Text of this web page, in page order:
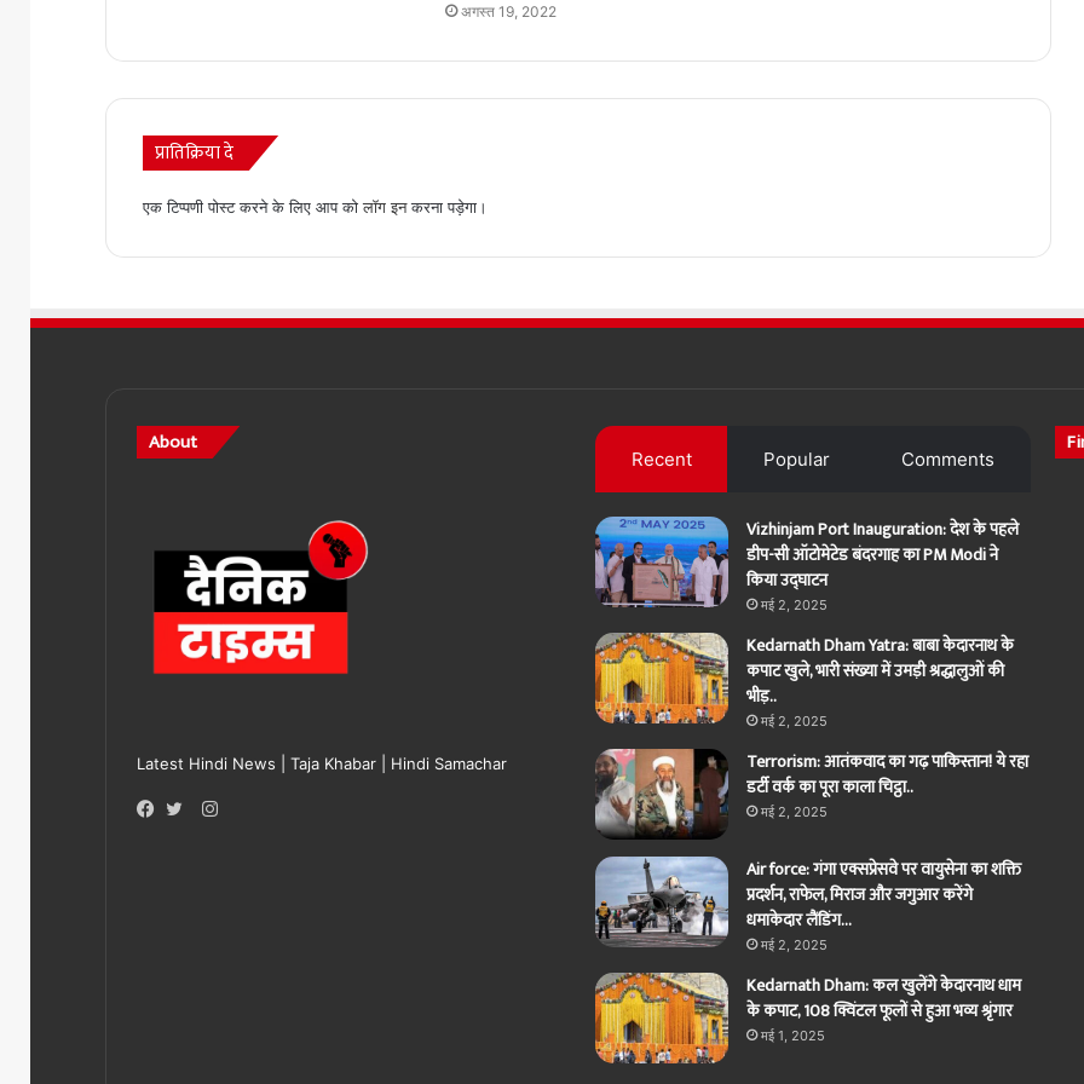
अगस्त 19, 2022
प्रातिक्रिया दे
एक टिप्पणी पोस्ट करने के लिए आप कोलॉग इनकरना पड़ेगा।
About
Latest Hindi News | Taja Khabar | Hindi Samachar
Instagram
Recent Popular Comments
Vizhinjam Port Inauguration: देश के पहले
डीप-सी ऑटोमेटेड बंदरगाह का PM Modi ने
किया उद्घाटन
मई 2, 2025
Kedarnath Dham Yatra: बाबा केदारनाथ के
कपाट खुले, भारी संख्या में उमड़ी श्रद्धालुओं की
भीड़..
मई 2, 2025
Terrorism: आतंकवाद का गढ़ पाकिस्तान! ये रहा
डर्टी वर्क का पूरा काला चिट्ठा..
मई 2, 2025
Air force: गंगा एक्सप्रेसवे पर वायुसेना का शक्ति
प्रदर्शन, राफेल, मिराज और जगुआर करेंगे
धमाकेदार लैंडिंग…
मई 2, 2025
Kedarnath Dham: कल खुलेंगे केदारनाथ धाम
के कपाट, 108 क्विंटल फूलों से हुआ भव्य श्रृंगार
मई 1, 2025